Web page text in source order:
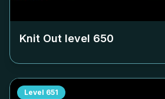
Knit Out level 650
Level 651